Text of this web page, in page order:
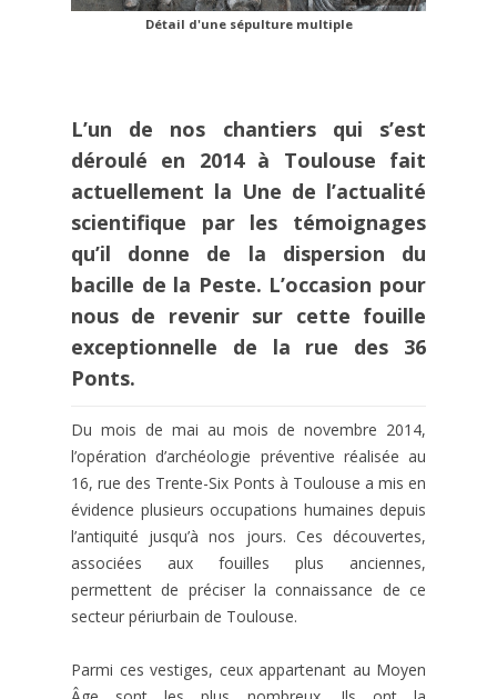
Détail d'une sépulture multiple
L’un de nos chantiers qui s’est
déroulé en 2014 à Toulouse fait
actuellement la Une de l’actualité
scientifique par les témoignages
qu’il donne de la dispersion du
bacille de la Peste. L’occasion pour
nous de revenir sur cette fouille
exceptionnelle de la rue des 36
Ponts.
Du mois de mai au mois de novembre 2014,
l’opération d’archéologie préventive réalisée au
16, rue des Trente-Six Ponts à Toulouse a mis en
évidence plusieurs occupations humaines depuis
l’antiquité jusqu’à nos jours. Ces découvertes,
associées aux fouilles plus anciennes,
permettent de préciser la connaissance de ce
secteur périurbain de Toulouse.
Parmi ces vestiges, ceux appartenant au Moyen